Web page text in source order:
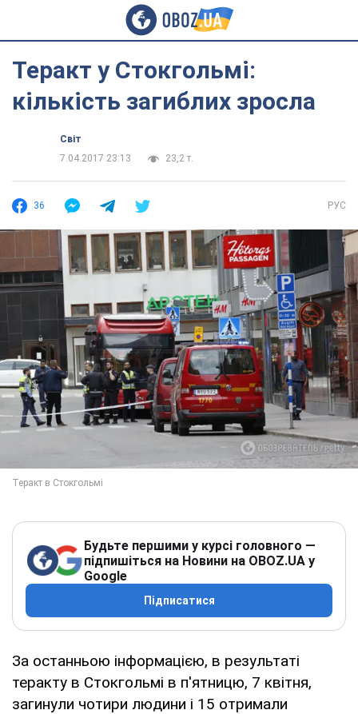
Теракт у Стокгольмі:
кількість загиблих зросла
Світ
7.04.2017 23:13
23,2 т.
36 РУС
Будьте першими у курсі головного —
підпишіться на Новини на OBOZ.UA у
Google
Підписатися
За останньою інформацією, в результаті
теракту в Стокгольмі в п'ятницю, 7 квітня,
загинули чотири людини і 15 отримали